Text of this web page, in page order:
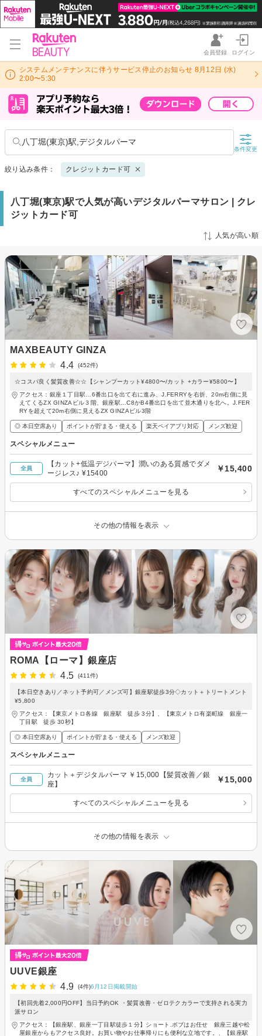
会員登録 ログイン
システムメンテナンスに伴うサービス停止のお知らせ 8月12日 (水)
2:00〜5:30
八丁堀(東京)駅,デジタルパーマ
条件変更
絞り込み条件： クレジットカード可
八丁堀(東京)駅で人気が高いデジタルパーマサロン | クレ
ジットカード可
人気が高い順
MAXBEAUTY GINZA
4.4
(452件)
☆コスパ良く髪質改善☆☆【シャンプーカット¥4800〜/カット +カラー¥5800〜】
アクセス：銀座１丁目駅…6番出口を出て右に進み、J.FERRYを右折、20m右側に見
えてくるZX GINZAビル３階、銀座駅…C8かB4番出口を出て並木通りを北へ。J.FER
RYを超えて20m右側に見えるZX GINZAビル3階
◎ 本日空席あり ポイントが貯まる・使える 楽天ペイアプリ対応 メンズ歓迎
スペシャルメニュー
全員
【カット+低温デジパーマ】潤いのある質感でダメ
ージレス♪ ¥15400
￥15,400
すべてのスペシャルメニューを見る
その他の情報を表示
ROMA【ローマ】銀座店
4.5
(411件)
【本日空きあり／ネット予約可／メンズ可】銀座駅徒歩3分◇カット＋トリートメント
¥5,800
アクセス：【東京メトロ各線 銀座駅 徒歩 3分】、【東京メトロ有楽町線 銀座一
丁目駅 徒歩 30秒】
◎ 本日空席あり ポイントが貯まる・使える メンズ歓迎
スペシャルメニュー
全員
カット＋デジタルパーマ ￥15,000【髪質改善／銀
座】
￥15,000
すべてのスペシャルメニューを見る
その他の情報を表示
UUVE銀座
4.9
(4件)6月12日掲載開始
【初回先着2,000円OFF】当日予約OK ・髪質改善・ゼロテクカラーで支持される実力
派サロン
アクセス：【銀座駅、銀座一丁目駅徒歩１分】ショート.ボブはお任せ 銀座三越や松
屋銀座からもアクセス良好。お買い物やお仕事帰りにも便利な立地です。、【銀座駅